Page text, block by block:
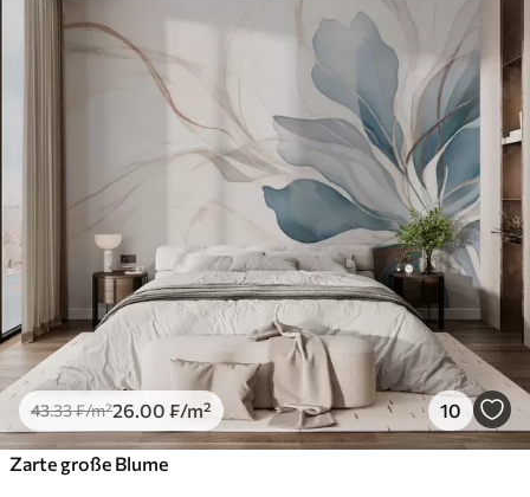
43.33₣/m²26 .00 ₣/m² 10
Zarte große Blume